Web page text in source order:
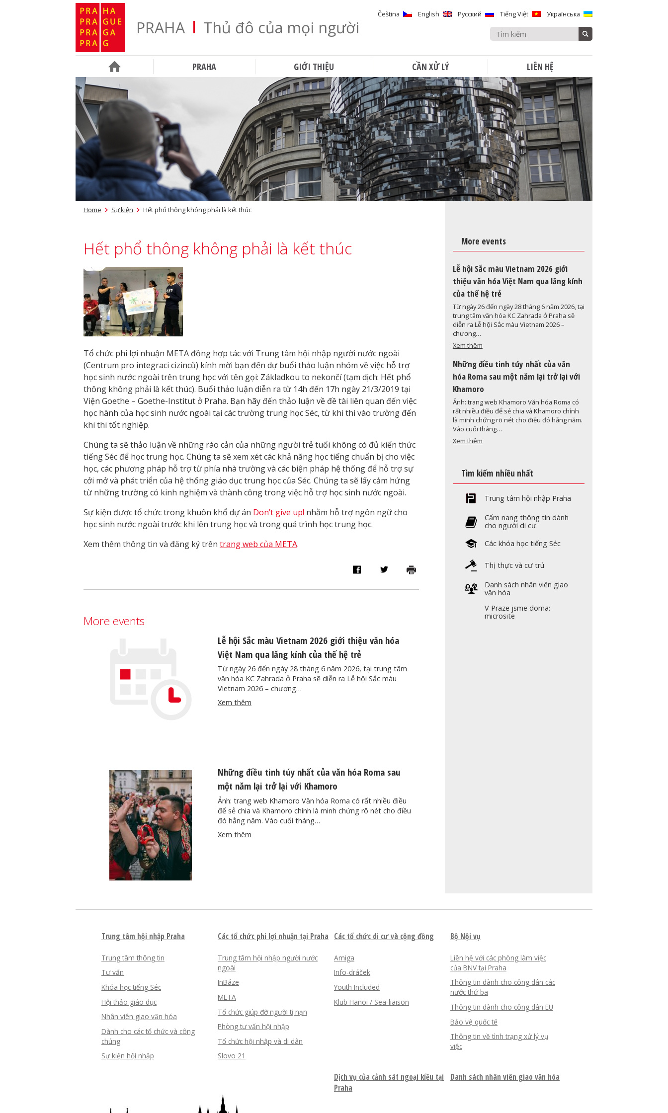
PRAHA Thủ đô của mọi người
Čeština English Русский Tiếng Việt Українська
Tìm kiếm
PRAHA GIỚI THIỆU CẦN XỬ LÝ LIÊN HỆ
Home Sự kiện Hết phổ thông không phải là kết thúc
Hết phổ thông không phải là kết thúc
Tổ chức phi lợi nhuận META đồng hợp tác với Trung tâm hội nhập người nước ngoài
(Centrum pro integraci cizinců) kính mời bạn đến dự buổi thảo luận nhóm về việc hỗ trợ
học sinh nước ngoài trên trung học với tên gọi: Základkou to nekončí (tạm dịch: Hết phổ
thông không phải là kết thúc). Buổi thảo luận diễn ra từ 14h đến 17h ngày 21/3/2019 tại
Viện Goethe – Goethe-Institut ở Praha. Bạn hãy đến thảo luận về đề tài liên quan đến việc
học hành của học sinh nước ngoài tại các trường trung học Séc, từ khi thi vào trường đến
khi thi tốt nghiệp.
Chúng ta sẽ thảo luận về những rào cản của những người trẻ tuổi không có đủ kiến thức
tiếng Séc để học trung học. Chúng ta sẽ xem xét các khả năng học tiếng chuẩn bị cho việc
học, các phương pháp hỗ trợ từ phía nhà trường và các biện pháp hệ thống để hỗ trợ sự
cởi mở và phát triển của hệ thống giáo dục trung học của Séc. Chúng ta sẽ lấy cảm hứng
từ những trường có kinh nghiệm và thành công trong việc hỗ trợ học sinh nước ngoài.
Sự kiện được tổ chức trong khuôn khổ dự án Don’t give up! nhằm hỗ trợ ngôn ngữ cho
học sinh nước ngoài trước khi lên trung học và trong quá trình học trung học.
Xem thêm thông tin và đăng ký trên trang web của META.
More events
Lễ hội Sắc màu Vietnam 2026 giới thiệu văn hóa
Việt Nam qua lăng kính của thế hệ trẻ
Từ ngày 26 đến ngày 28 tháng 6 năm 2026, tại trung tâm
văn hóa KC Zahrada ở Praha sẽ diễn ra Lễ hội Sắc màu
Vietnam 2026 – chương…
Xem thêm
Những điều tinh túy nhất của văn hóa Roma sau
một năm lại trở lại với Khamoro
Ảnh: trang web Khamoro Văn hóa Roma có rất nhiều điều
để sẻ chia và Khamoro chính là minh chứng rõ nét cho điều
đó hằng năm. Vào cuối tháng…
Xem thêm
More events
Lễ hội Sắc màu Vietnam 2026 giới
thiệu văn hóa Việt Nam qua lăng kính
của thế hệ trẻ
Từ ngày 26 đến ngày 28 tháng 6 năm 2026, tại
trung tâm văn hóa KC Zahrada ở Praha sẽ
diễn ra Lễ hội Sắc màu Vietnam 2026 –
chương…
Xem thêm
Những điều tinh túy nhất của văn
hóa Roma sau một năm lại trở lại với
Khamoro
Ảnh: trang web Khamoro Văn hóa Roma có
rất nhiều điều để sẻ chia và Khamoro chính
là minh chứng rõ nét cho điều đó hằng năm.
Vào cuối tháng…
Xem thêm
Tìm kiếm nhiều nhất
Trung tâm hội nhập Praha
Cẩm nang thông tin dành
cho người di cư
Các khóa học tiếng Séc
Thị thực và cư trú
Danh sách nhân viên giao
văn hóa
V Praze jsme doma:
microsite
Trung tâm hội nhập Praha
Trung tâm thông tin
Tư vấn
Khóa học tiếng Séc
Hội thảo giáo dục
Nhân viên giao văn hóa
Dành cho các tổ chức và công
chúng
Sự kiện hội nhập
Các tổ chức phi lợi nhuận tại Praha
Trung tâm hội nhập người nước
ngoài
InBáze
META
Tổ chức giúp đỡ người tị nạn
Phòng tư vấn hội nhập
Tổ chức hội nhập và di dân
Slovo 21
Các tổ chức di cư và cộng đồng
Amiga
Info-dráček
Youth Included
Klub Hanoi / Sea-liaison
Bộ Nội vụ
Liên hệ với các phòng làm việc
của BNV tại Praha
Thông tin dành cho công dân các
nước thứ ba
Thông tin dành cho công dân EU
Bảo vệ quốc tế
Thông tin về tình trạng xử lý vụ
việc
Dịch vụ của cảnh sát ngoại kiều tại
Praha
Danh sách nhân viên giao văn hóa